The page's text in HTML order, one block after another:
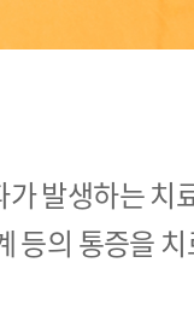
발생하는 치
등의 통증을